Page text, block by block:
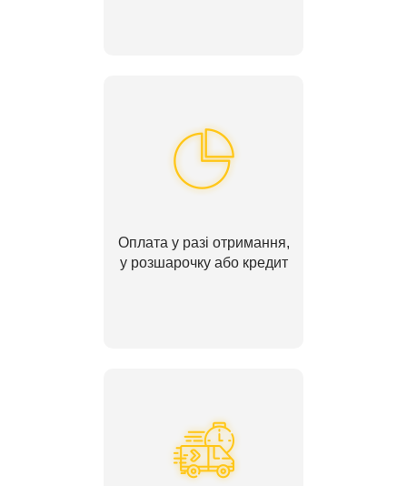
Оплата у разі отримання,
у розшарочку або кредит